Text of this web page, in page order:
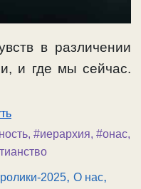
в различении
и где мы сейчас.
, #иерархия, #онас,
2025,О нас,